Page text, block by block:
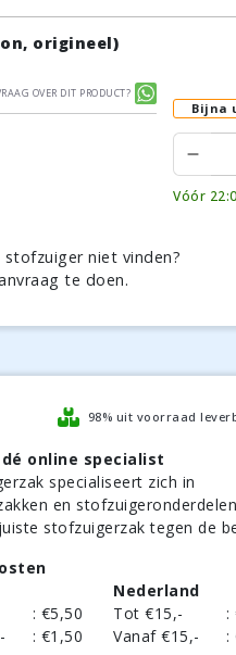
origineel)
over dit product?
Bijna
Vóór
stofzuiger niet vinden?
te doen.
98% uit voorraad
online specialist
specialiseert zich in
en
stofzuigerzak tegen de
: €5,50
: €1,50
Nederland
Tot €15,-
:
Vanaf €15,-
: